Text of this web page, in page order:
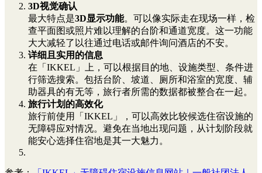
3D视觉确认
最大特点是3D显示功能。可以像实际走在现场一样，检
查平面图或照片难以理解的台阶和通道宽度。这一功能
大大减轻了以往通过电话或邮件询问酒店的不安。
详细且实用的信息
在「IKKEL」上，可以根据目的地、设施类型、条件进
行筛选搜索。包括台阶、坡道、厕所和浴室的宽度、辅
助器具的有无等，旅行者所需的数据都被整合在一起。
旅行计划的高效化
旅行前使用「IKKEL」，可以高效比较候选住宿设施的
无障碍应对情况。避免在当地出现问题，从计划阶段就
能安心选择住宿地是其一大魅力。